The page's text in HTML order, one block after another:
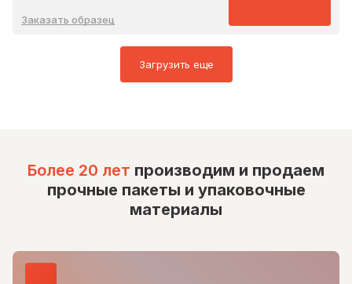
Заказать образец
Загрузить еще
Более 20 лет производим и продаем
прочные пакеты и упаковочные
материалы